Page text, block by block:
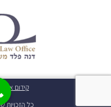
קידום אתרים
כל הזכויות